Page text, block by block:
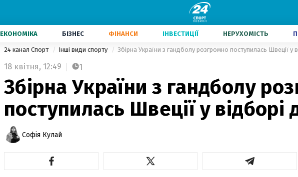
ЕКОНОМІКА БІЗНЕС ФІНАНСИ ІНВЕСТИЦІЇ НЕРУХОМІСТЬ
24 канал Спорт Інші види спорту Збірна України з гандболу розгромно поступилась Швеції у
18 квітня, 12:49 1
Збірна України з гандболу
поступилась Швеції у відборі
Софія Кулай